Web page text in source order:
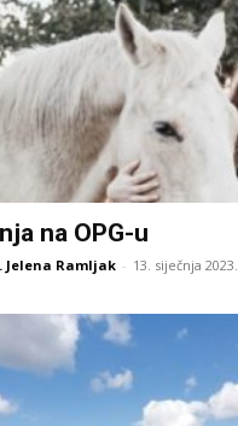
na OPG-u
Jelena Ramljak - 13. siječnja 2023.